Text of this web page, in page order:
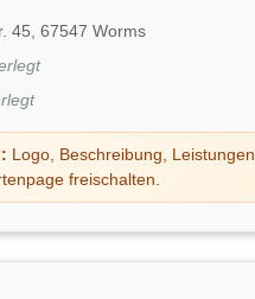
45, 67547 Worms
Logo, Beschreibung, Leistungen,
freischalten.